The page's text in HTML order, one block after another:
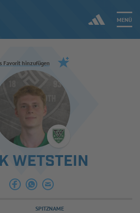
MENÜ
Jetzt einloggen
Favorit hinzufügen
WETSTEIN
SPITZNAME